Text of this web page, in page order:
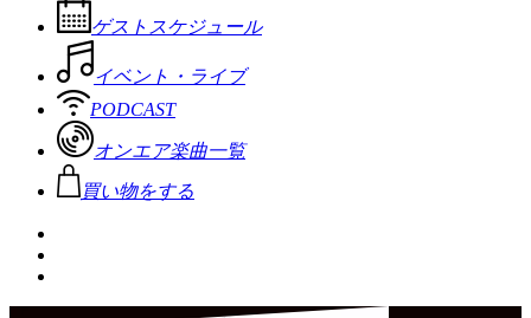
ゲストスケジュール
イベント・ライブ
PODCAST
オンエア楽曲一覧
買い物をする